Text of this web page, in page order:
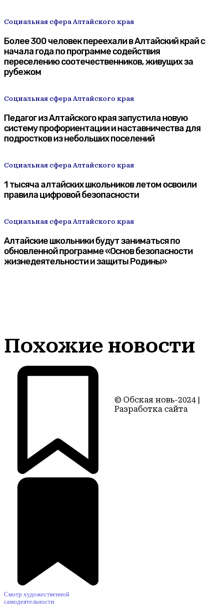
Социальная сфера Алтайского края
Более 300 человек переехали в Алтайский край с
начала года по программе содействия
переселению соотечественников, живущих за
рубежом
Социальная сфера Алтайского края
Педагог из Алтайского края запустила новую
систему профориентации и наставничества для
подростков из небольших поселений
Социальная сфера Алтайского края
1 тысяча алтайских школьников летом освоили
правила цифровой безопасности
Социальная сфера Алтайского края
Алтайские школьники будут заниматься по
обновленной программе «Основ безопасности
жизнедеятельности и защиты Родины»
Похожие новости
Смотр художественной
самодеятельности
© Обская новь-2024 |
Разработка сайта